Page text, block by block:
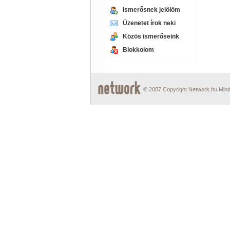
Ismerősnek jelölöm
Üzenetet írok neki
Közös ismerőseink
Blokkolom
© 2007 Copyright Network.hu